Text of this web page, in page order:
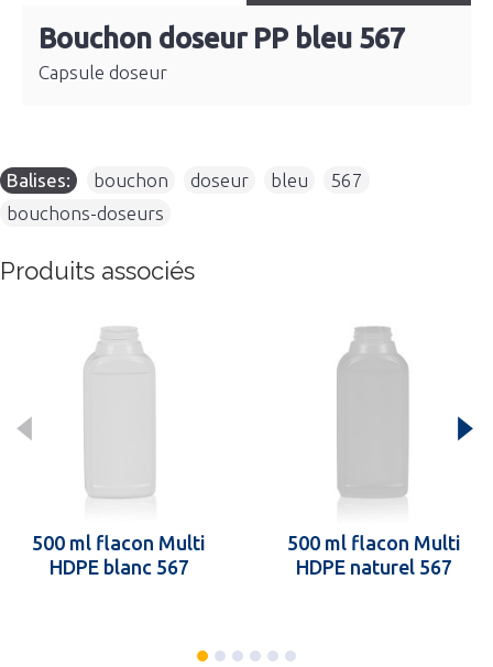
Bouchon doseur PP bleu 567
Capsule doseur
Balises: bouchon doseur bleu 567
bouchons-doseurs
Produits associés
500 ml flacon Multi
HDPE blanc 567
500 ml flacon Multi
HDPE naturel 567